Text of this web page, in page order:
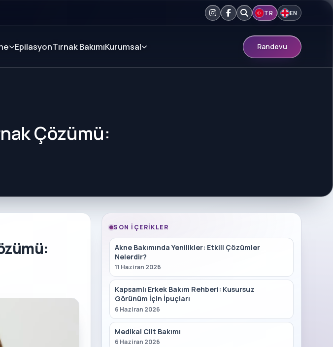
TR EN
EpilasyonTırnak BakımıKurumsal Randevu
Çözümü:
SON İÇERIKLER
Akne Bakımında Yenilikler: Etkili Çözümler
Nelerdir?
11 Haziran 2026
Kapsamlı Erkek Bakım Rehberi: Kusursuz
Görünüm İçin İpuçları
6 Haziran 2026
Medikal Cilt Bakımı
6 Haziran 2026